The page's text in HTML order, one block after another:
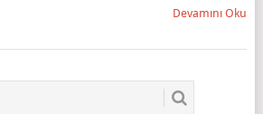
Devamını Oku